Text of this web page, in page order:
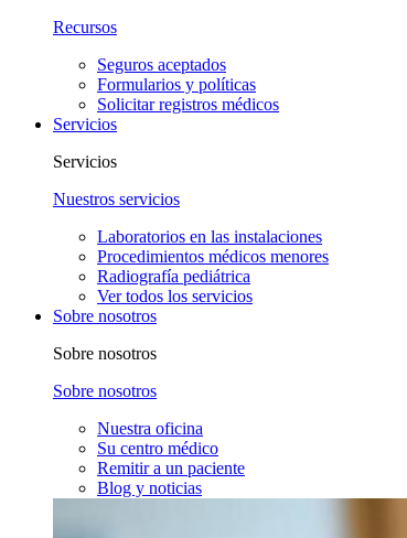
Recursos
Seguros aceptados
Formularios y políticas
Solicitar registros médicos
Servicios
Servicios
Nuestros servicios
Laboratorios en las instalaciones
Procedimientos médicos menores
Radiografía pediátrica
Ver todos los servicios
Sobre nosotros
Sobre nosotros
Sobre nosotros
Nuestra oficina
Su centro médico
Remitir a un paciente
Blog y noticias